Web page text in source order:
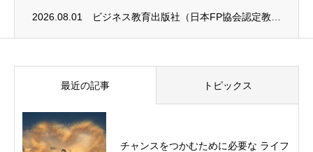
2026.08.01
最近の記事 トピックス
チャンスをつかむために必要な ライフ